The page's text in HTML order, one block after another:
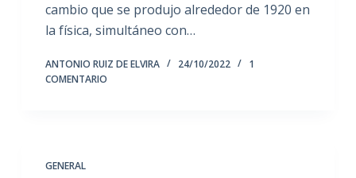
cambio que se produjo alrededor de 1920 en
la física, simultáneo con…
ANTONIO RUIZ DE ELVIRA 24/10/2022
1
COMENTARIO
GENERAL